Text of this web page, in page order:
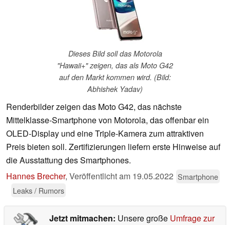
Dieses Bild soll das Motorola
"Hawaii+" zeigen, das als Moto G42
auf den Markt kommen wird. (Bild:
Abhishek Yadav)
Renderbilder zeigen das Moto G42, das nächste
Mittelklasse-Smartphone von Motorola, das offenbar ein
OLED-Display und eine Triple-Kamera zum attraktiven
Preis bieten soll. Zertifizierungen liefern erste Hinweise auf
die Ausstattung des Smartphones.
Hannes Brecher, Veröffentlicht am 19.05.2022 Smartphone
Leaks / Rumors
Jetzt mitmachen: Unsere große Umfrage zur